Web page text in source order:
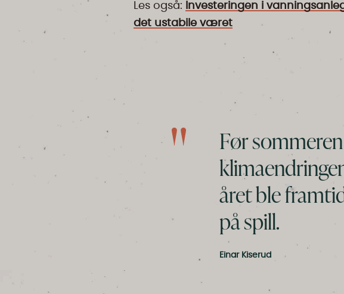
Les også:
Investeringen i
det ustabile været
Før
året ble
på spill.
Einar Kiserud